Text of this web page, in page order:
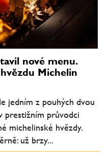
nové menu.
Michelin
jedním z pouhých dvou
prestižním průvodci
michelinské hvězdy.
už brzy...